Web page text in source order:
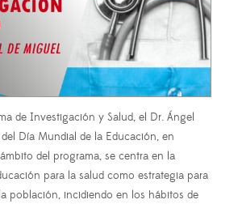
de Investigación y Salud, el Dr. Ángel
Día Mundial de la Educación, en
del programa, se centra en la
para la salud como estrategia para
población, incidiendo en los hábitos de